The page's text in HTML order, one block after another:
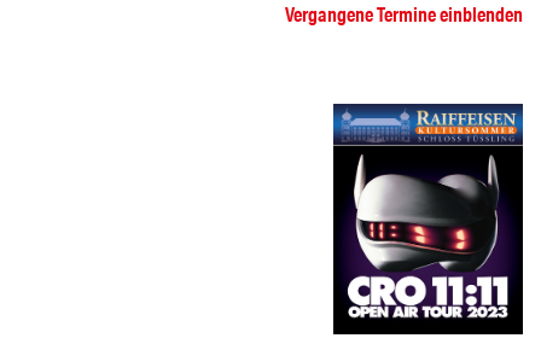
Vergangene Termine einblenden